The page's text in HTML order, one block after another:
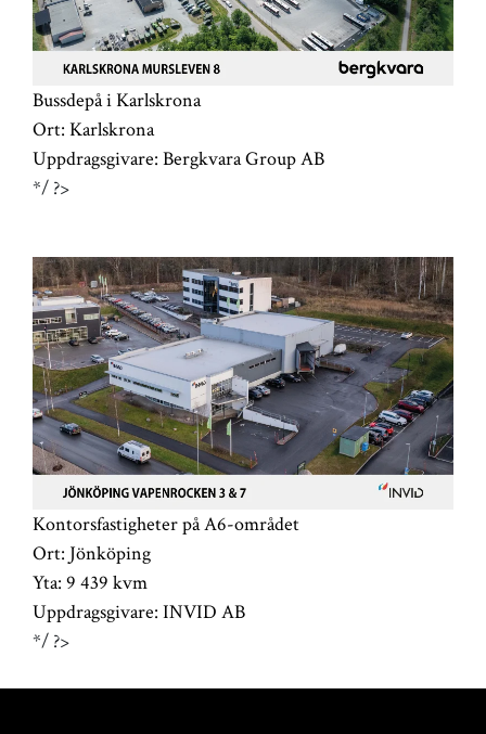
Bussdepå i Karlskrona
Ort: Karlskrona
Uppdragsgivare: Bergkvara Group AB
*/ ?>
Kontorsfastigheter på A6-området
Ort: Jönköping
Yta: 9 439 kvm
Uppdragsgivare: INVID AB
*/ ?>